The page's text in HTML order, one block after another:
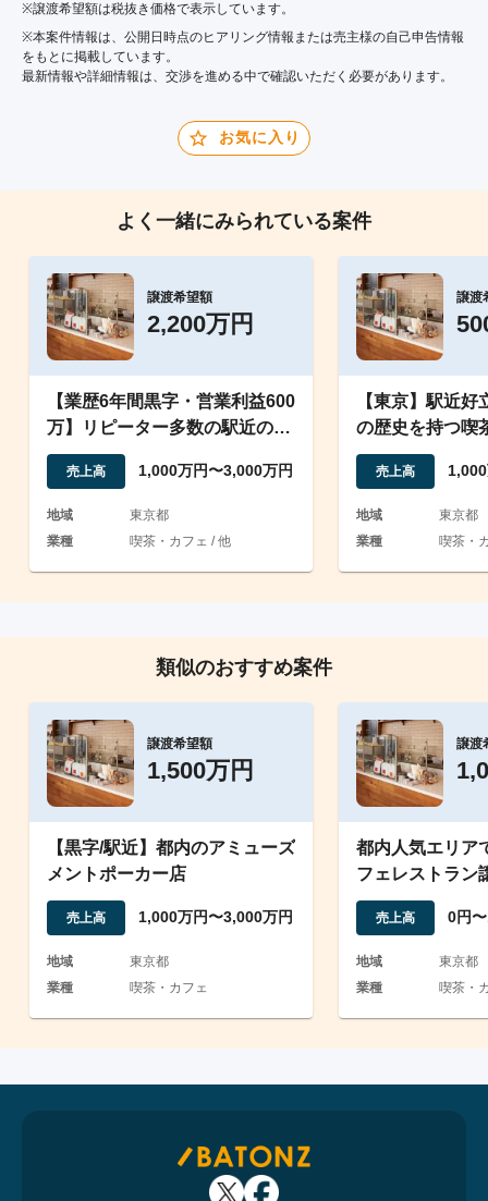
※譲渡希望額は税抜き価格で表示しています。
※本案件情報は、公開日時点のヒアリング情報または売主様の自己申告情報
をもとに掲載しています。
最新情報や詳細情報は、交渉を進める中で確認いただく必要があります。
お気に入り
よく一緒にみられている案件
譲渡希望額
2,200万円
【業歴6年間黒字・営業利益600
万】リピーター多数の駅近の紅
茶専門店の譲渡
売上高 1,000万円〜3,000万円
地域
東京都
業種
喫茶・カフェ / 他
譲渡
【東京】駅近
の歴史を持つ喫
売上高
地域
東京都
業種
喫茶・
類似のおすすめ案件
譲渡希望額
1,500万円
【黒字/駅近】都内のアミューズ
メントポーカー店
売上高 1,000万円〜3,000万円
地域
東京都
業種
喫茶・カフェ
譲渡
都内人気エリア
フェレストラン
売上高 0円
地域
東京都
業種
喫茶・